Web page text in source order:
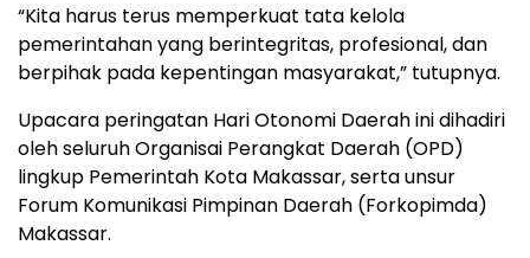
“Kita harus terus memperkuat tata kelola
pemerintahan yang berintegritas, profesional, dan
berpihak pada kepentingan masyarakat,” tutupnya.
Upacara peringatan Hari Otonomi Daerah ini dihadiri
oleh seluruh Organisai Perangkat Daerah (OPD)
lingkup Pemerintah Kota Makassar, serta unsur
Forum Komunikasi Pimpinan Daerah (Forkopimda)
Makassar.